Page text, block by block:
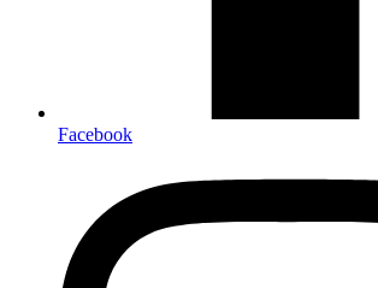
Facebook